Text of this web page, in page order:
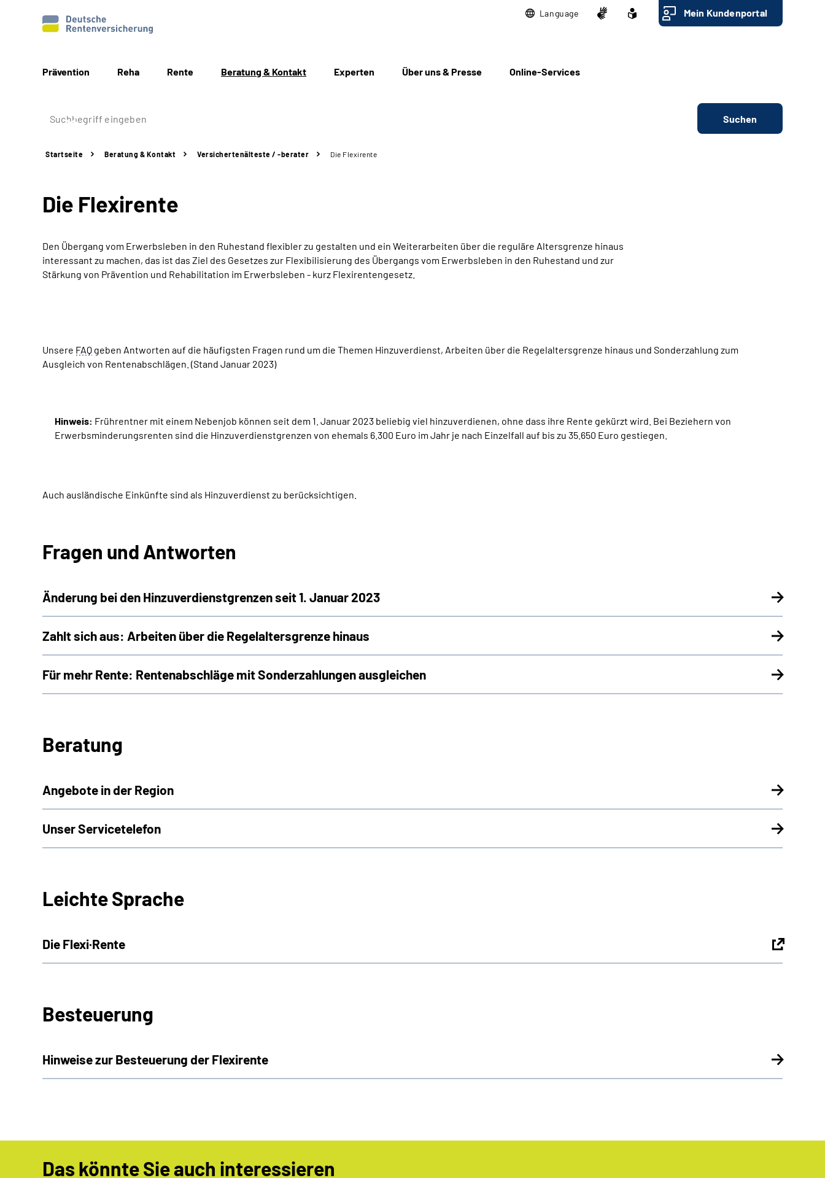
Language Mein Kundenportal
Prävention Reha Rente Beratung & Kontakt Experten Über uns & Presse Online-Services
Suchen
Startseite Beratung & Kontakt Versichertenälteste / -berater Die Flexirente
Die Flexirente
Den Übergang vom Erwerbsleben in den Ruhestand flexibler zu gestalten und ein Weiterarbeiten über die reguläre Altersgrenze hinaus
interessant zu machen, das ist das Ziel des Gesetzes zur Flexibilisierung des Übergangs vom Erwerbsleben in den Ruhestand und zur
Stärkung von Prävention und Rehabilitation im Erwerbsleben - kurz Flexirentengesetz.
Unsere FAQ geben Antworten auf die häufigsten Fragen rund um die Themen Hinzuverdienst, Arbeiten über die Regelaltersgrenze hinaus und Sonderzahlung zum
Ausgleich von Rentenabschlägen. (Stand Januar 2023)
Hinweis: Frührentner mit einem Nebenjob können seit dem 1. Januar 2023 beliebig viel hinzuverdienen, ohne dass ihre Rente gekürzt wird. Bei Beziehern von
Erwerbsminderungsrenten sind die Hinzuverdienstgrenzen von ehemals 6.300 Euro im Jahr je nach Einzelfall auf bis zu 35.650 Euro gestiegen.
Auch ausländische Einkünfte sind als Hinzuverdienst zu berücksichtigen.
Fragen und Antworten
Änderung bei den Hinzuverdienstgrenzen seit 1. Januar 2023
Zahlt sich aus: Arbeiten über die Regelaltersgrenze hinaus
Für mehr Rente: Rentenabschläge mit Sonderzahlungen ausgleichen
Beratung
Angebote in der Region
Unser Servicetelefon
Leichte Sprache
Die Flexi·Rente
Besteuerung
Hinweise zur Besteuerung der Flexirente
Das könnte Sie auch interessieren